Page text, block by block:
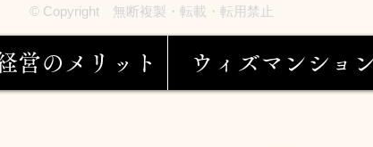
© Copyright 無断複製・転載・転用禁止
営のメリット ウィズマンショ